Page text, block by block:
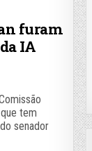
furam
IA
tem
senador